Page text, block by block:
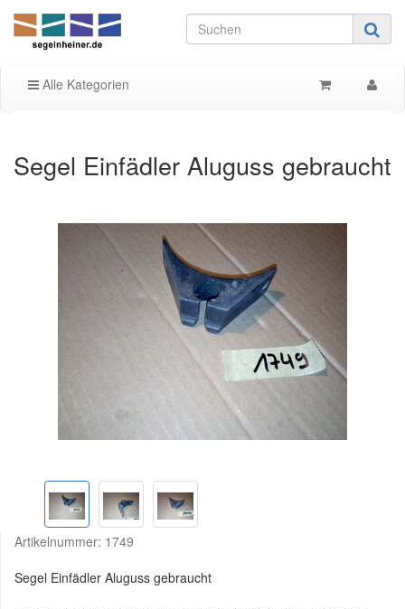
Alle Kategorien
Segel Einfädler Aluguss gebraucht
Artikelnummer: 1749
Segel Einfädler Aluguss gebraucht